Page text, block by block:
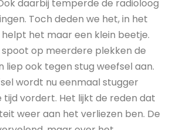
daarbij temperde de radioloog
Toch deden we het, in het
helpt het maar een klein beetje.
spoot op meerdere plekken de
liep ook tegen stug weefsel aan.
wordt nu eenmaal stugger
vordert. Het lijkt de reden dat
weer aan het verliezen ben. De